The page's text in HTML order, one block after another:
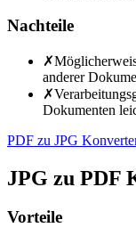
Nachteile
✗
anderer
✗
Dokumenten
PDF zu JPG
JPG zu PDF
Vorteile